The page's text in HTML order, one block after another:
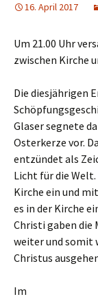
16. April 2017
Um 21.00 Uhr
zwischen Kirche
Die diesjährigen
Glaser segnete
Osterkerze vor.
entzündet als
Licht für die
Kirche ein und
es in der Kirche
Christi gaben die
weiter und somit
Christus
Im